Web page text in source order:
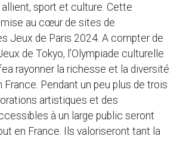
allient, sport et culture. Cette
au cœur de sites de
Jeux de Paris 2024. A compter de
de Tokyo, l’Olympiade culturelle
rayonner la richesse et la diversité
France. Pendant un peu plus de trois
artistiques et des
à un large public seront
en France. Ils valoriseront tant la